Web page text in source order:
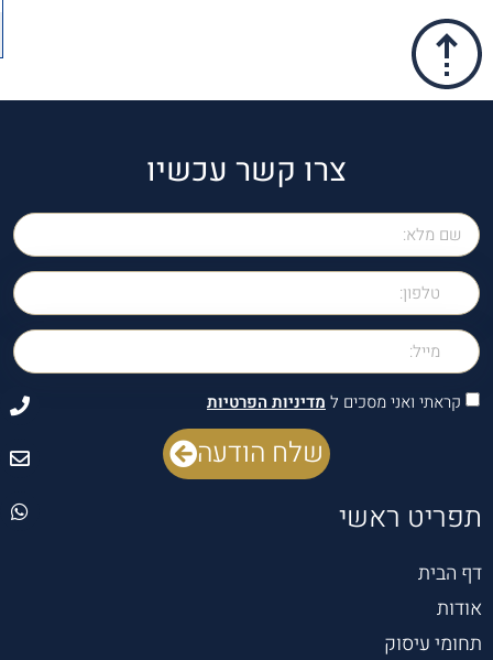
צרו קשר עכשיו
קראתי ואני מסכים ל מדיניות הפרטיות
שלח הודעה
תפריט ראשי
דף הבית
אודות
תחומי עיסוק